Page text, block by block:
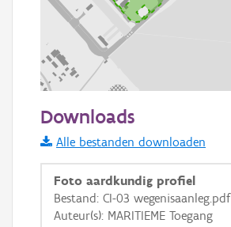
Informatie Vlaanderen
i
+ −
Downloads
Alle bestanden downloaden
Foto aardkundig profiel
Bestand: CI-03 wegenisaanleg.pdf
Auteur(s): MARITIEME Toegang